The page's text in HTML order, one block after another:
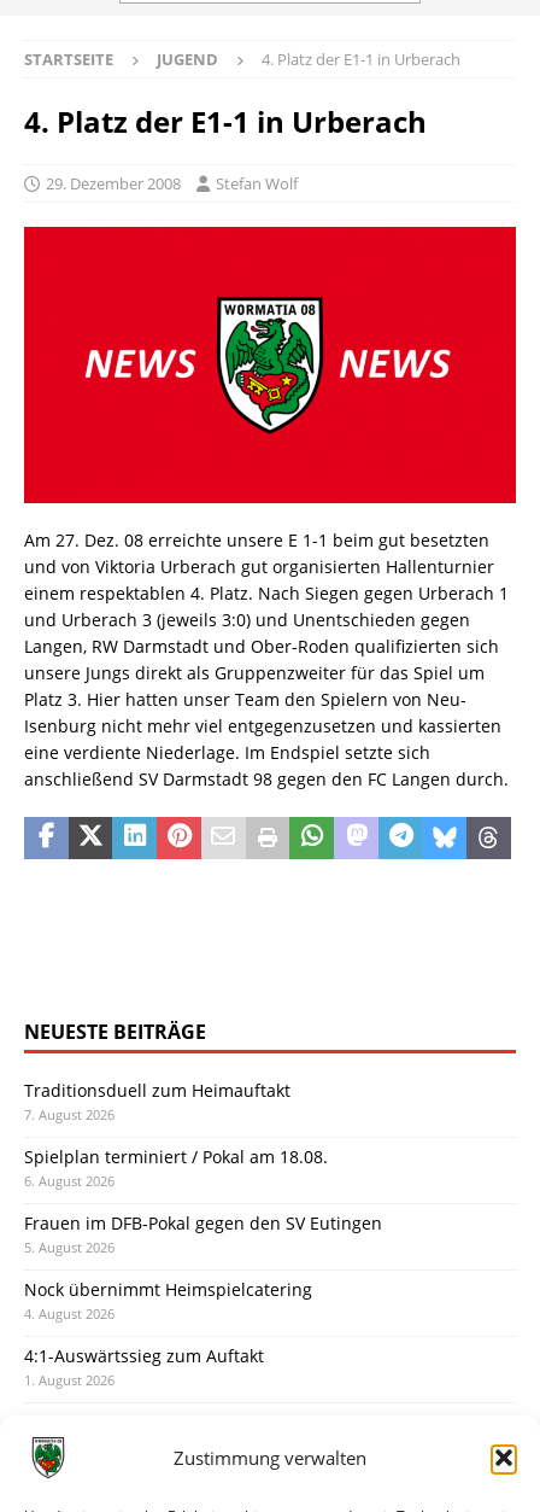
Zustimmung verwalten
STARTSEITE JUGEND 4. Platz der E1-1 in Urberach
4. Platz der E1-1 in Urberach
29. Dezember 2008 Stefan Wolf
Am 27. Dez. 08 erreichte unsere E 1-1 beim gut besetzten
und von Viktoria Urberach gut organisierten Hallenturnier
einem respektablen 4. Platz. Nach Siegen gegen Urberach 1
und Urberach 3 (jeweils 3:0) und Unentschieden gegen
Langen, RW Darmstadt und Ober-Roden qualifizierten sich
unsere Jungs direkt als Gruppenzweiter für das Spiel um
Platz 3. Hier hatten unser Team den Spielern von Neu-
Isenburg nicht mehr viel entgegenzusetzen und kassierten
eine verdiente Niederlage. Im Endspiel setzte sich
anschließend SV Darmstadt 98 gegen den FC Langen durch.
NEUESTE BEITRÄGE
Traditionsduell zum Heimauftakt
7. August 2026
Spielplan terminiert / Pokal am 18.08.
6. August 2026
Frauen im DFB-Pokal gegen den SV Eutingen
5. August 2026
Nock übernimmt Heimspielcatering
4. August 2026
4:1-Auswärtssieg zum Auftakt
1. August 2026
31. Juli 2026